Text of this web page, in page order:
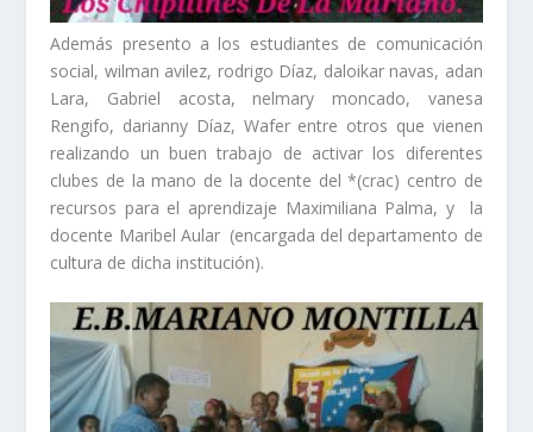
Además presento a los estudiantes de comunicación
social, wilman avilez, rodrigo Díaz, daloikar navas, adan
Lara, Gabriel acosta, nelmary moncado, vanesa
Rengifo, darianny Díaz, Wafer entre otros que vienen
realizando un buen trabajo de activar los diferentes
clubes de la mano de la docente del *(crac) centro de
recursos para el aprendizaje Maximiliana Palma, y la
docente Maribel Aular (encargada del departamento de
cultura de dicha institución).